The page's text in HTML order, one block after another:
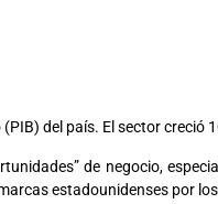
del país. El sector creció
de negocio,
estadounidenses por